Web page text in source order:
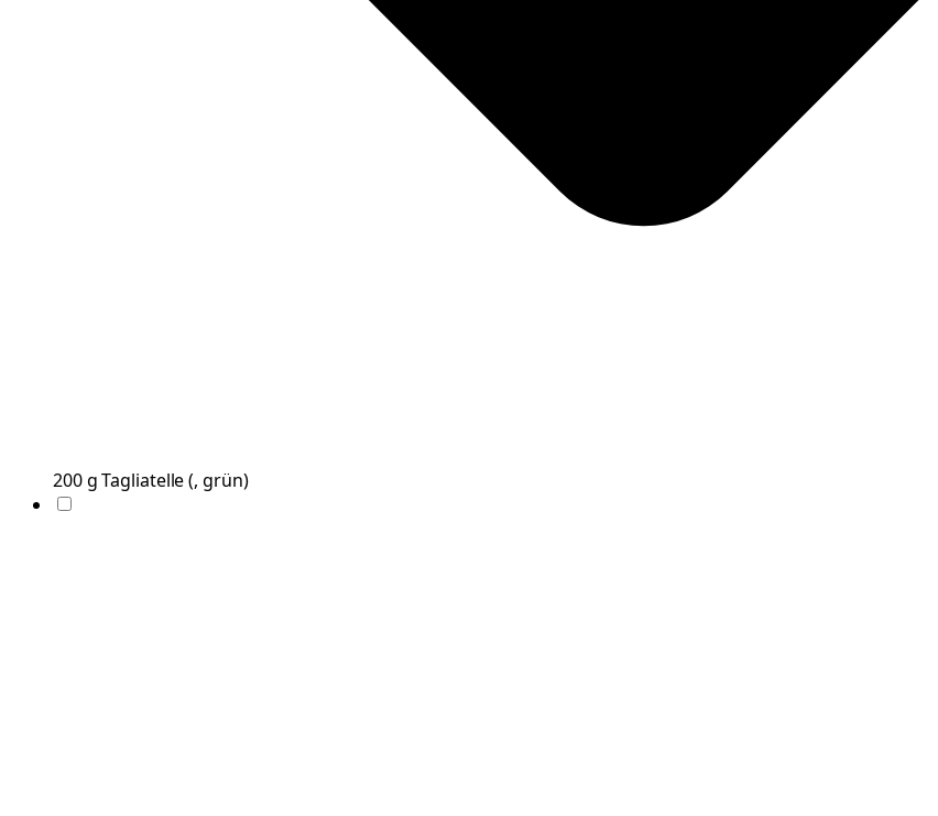
200g Tagliatelle(, grün)